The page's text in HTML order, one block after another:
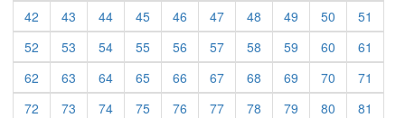
42
43 44 45 46 47 48 49 50
51
52
53 54 55 56 57 58 59 60
61
62
63 64 65 66 67 68 69 70
71
72
73 74 75 76 77 78 79 80
81